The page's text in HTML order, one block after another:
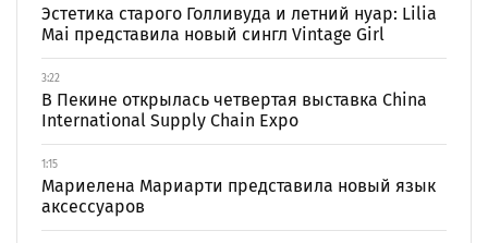
Эстетика старого Голливуда и летний нуар: Lilia
Mai представила новый сингл Vintage Girl
3:22
В Пекине открылась четвертая выставка China
International Supply Chain Expo
1:15
Мариелена Мариарти представила новый язык
аксессуаров